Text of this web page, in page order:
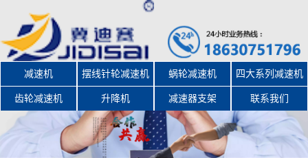
减速机 摆线针轮减速机 蜗轮减速机 四大系列减速机
齿轮减速机 升降机 减速器支架 联系我们